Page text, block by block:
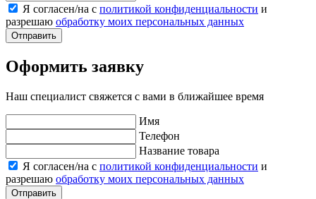
Я согласен/на с политикой конфиденциальности и
разрешаю обработку моих персональных данных
Отправить
Оформить заявку
Наш специалист свяжется с вами в ближайшее время
Имя
Телефон
Название товара
Я согласен/на с политикой конфиденциальности и
разрешаю обработку моих персональных данных
Отправить